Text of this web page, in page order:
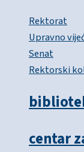
Rektorat
Upravno
Senat
Rektorski
centar